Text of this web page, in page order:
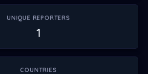
UNIQUE REPORTERS
1
COUNTRIES